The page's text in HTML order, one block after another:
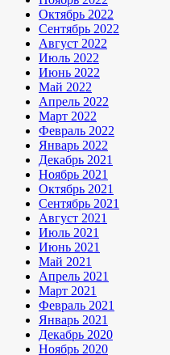
Октябрь 2022
Сентябрь 2022
Август 2022
Июль 2022
Июнь 2022
Май 2022
Апрель 2022
Март 2022
Февраль 2022
Январь 2022
Декабрь 2021
Ноябрь 2021
Октябрь 2021
Сентябрь 2021
Август 2021
Июль 2021
Июнь 2021
Май 2021
Апрель 2021
Март 2021
Февраль 2021
Январь 2021
Декабрь 2020
Ноябрь 2020